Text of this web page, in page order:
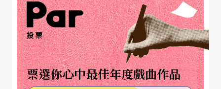
小婦人的姿態，忽而大男人的語調。著名社會學家
高夫曼（Goffman）提醒我們，於日常生活的社交
儀式中，角色扮演爲常見的模式；高夫曼認爲，角
色（role）雖然不等同自我（self），但角色往往融
合了自我，也滲透了自我。足見，角色與自我不是
投票
票選你心中最佳年度戲曲作品